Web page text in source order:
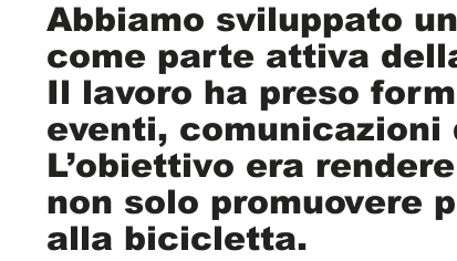
Abbiamo sviluppato
come parte attiva
Il lavoro ha preso
eventi,
L’obiettivo era
non solo promuovere
alla bicicletta.